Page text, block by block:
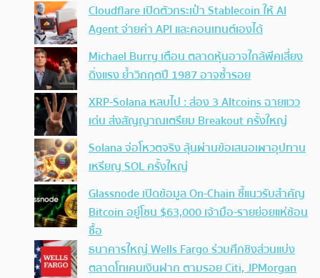
Cloudflare เปิดตัวกระเป๋า Stablecoin ให้ AI
Agent จ่ายค่า API และคอนเทนต์เองได้
Michael Burry เตือน ตลาดหุ้นอาจใกล้พีคเสี่ยง
ดิ่งแรง ย้ำวิกฤตปี 1987 อาจซ้ำรอย
XRP-Solana หลบไป : ส่อง 3 Altcoins ฉายแวว
เด่น ส่งสัญญาณเตรียม Breakout ครั้งใหญ่
Solana จ่อโหวตจริง ลุ้นผ่านข้อเสนอเผาอุปทาน
เหรียญ SOL ครั้งใหญ่
Glassnode เปิดข้อมูล On-Chain ชี้แนวรับสำคัญ
Bitcoin อยู่โซน $63,000 เจ้ามือ-รายย่อยแห่ช้อน
ซื้อ
ธนาคารใหญ่ Wells Fargo ร่วมศึกชิงส่วนแบ่ง
ตลาดโทเคนเงินฝาก ตามรอย Citi, JPMorgan